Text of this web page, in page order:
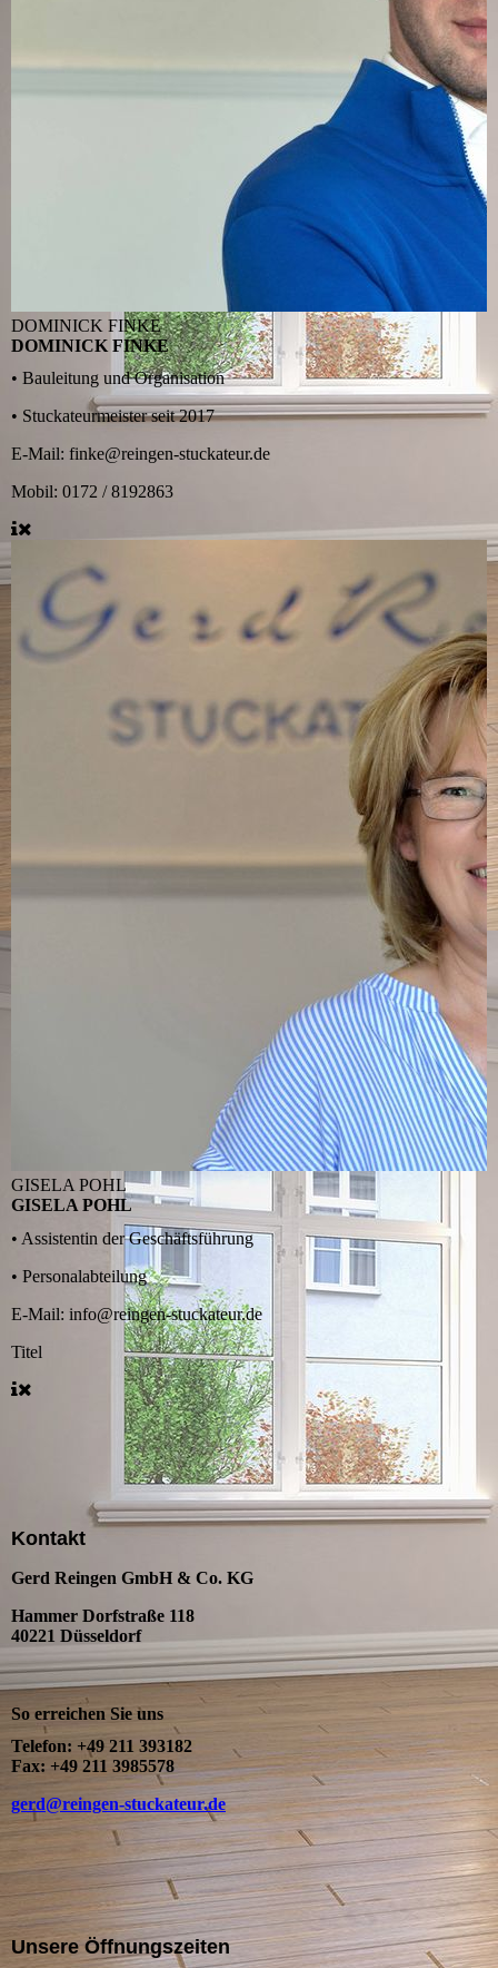
DOMINICK FINKE
DOMINICK FINKE
• Bauleitung und Organisation
• Stuckateurmeister seit 2017
E-Mail: finke@reingen-stuckateur.de
Mobil: 0172 / 8192863
GISELA POHL
GISELA POHL
• Assistentin der Geschäftsführung
• Personalabteilung
E-Mail: info@reingen-stuckateur.de
Titel
Kontakt
Gerd Reingen GmbH & Co. KG
Hammer Dorfstraße 118
40221 Düsseldorf
So erreichen Sie uns
Telefon: +49 211 393182
Fax: +49 211 3985578
gerd@reingen-stuckateur.de
Unsere Öffnungszeiten